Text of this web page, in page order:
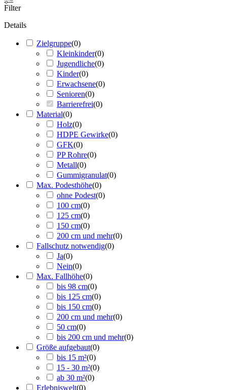
Filter
Details
Zielgruppe(0)
Kleinkinder(0)
Jugendliche(0)
Kinder(0)
Erwachsene(0)
Senioren(0)
Barrierefrei(0)
Material(0)
Holz(0)
HDPE Gewirke(0)
GFK(0)
PP Rohre(0)
Metall(0)
Gummigranulat(0)
Max. Podesthöhe(0)
ohne Podest(0)
100 cm(0)
125 cm(0)
150 cm(0)
200 cm und mehr(0)
Fallschutz notwendig(0)
Ja(0)
Nein(0)
Max. Fallhöhe(0)
bis 98 cm(0)
bis 125 cm(0)
bis 150 cm(0)
200 cm und mehr(0)
50 cm(0)
bis 200 cm und mehr(0)
Größe aufgebaut(0)
bis 15 m²(0)
15 - 30 m²(0)
ab 30 m²(0)
Erlebniswelt(0)